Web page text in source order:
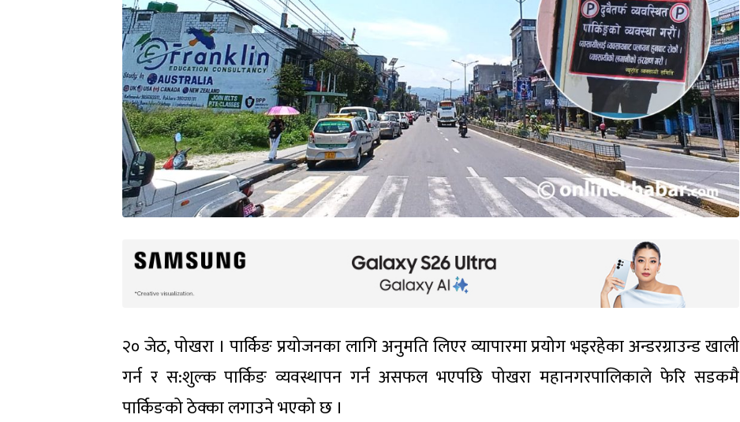
२० जेठ, पोखरा । पार्किङ प्रयोजनका लागि अनुमति लिएर व्यापारमा प्रयोग भइरहेका अन्डरग्राउन्ड खाली
गर्न र स:शुल्क पार्किङ व्यवस्थापन गर्न असफल भएपछि पोखरा महानगरपालिकाले फेरि सडकमै
पार्किङको ठेक्का लगाउने भएको छ ।